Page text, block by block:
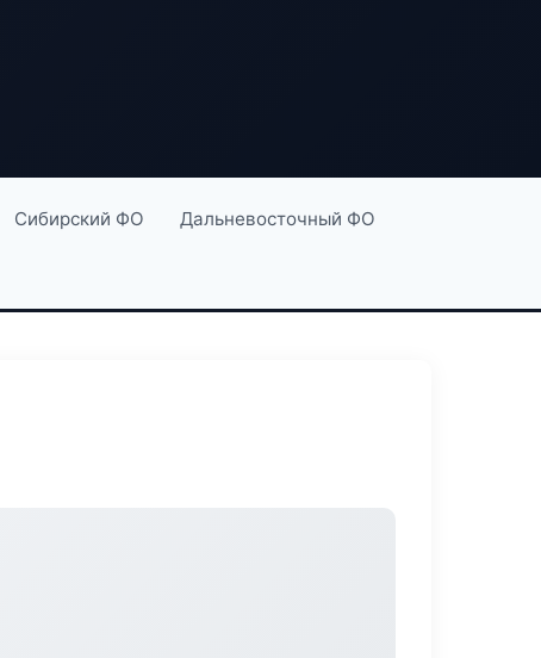
Сибирский ФО Дальневосточный ФО